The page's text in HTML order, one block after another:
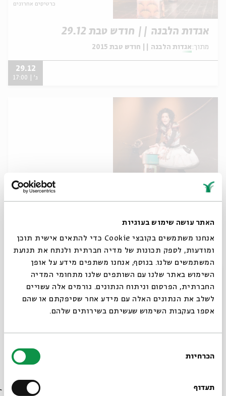
האתר עושה שימוש בעוגיות
אנחנו משתמשים בקובצי Cookie כדי להתאים אישית תוכן
ומודעות, לספק תכונות של מדיה חברתית ולנתח את תנועת
המשתמשים שלנו. בנוסף, אנחנו משתפים מידע על אופן
השימוש באתר שלנו עם השותפים שלנו מתחומי המדיה
החברתית, הפרסום וניתוח הנתונים. גורמים אלה עשויים
לשלב את הנתונים האלה עם מידע אחר שסיפקתם או שהם
אספו בעקבות השימוש שעשיתם בשירותים שלהם.
הסכמה
הכרחיות
תעדוף
כרטיסים אחרונים
אגדות הלבנה || חודש טבת 29.12
מתוך: אגדות הלבנה || חודש טבת 2015
29.12
ג' | 17:00
כרטיסים אחרונים
28.12
כרטיסים אחרונים
אגדות הלבנה || חודש טבת 27.12
סגור